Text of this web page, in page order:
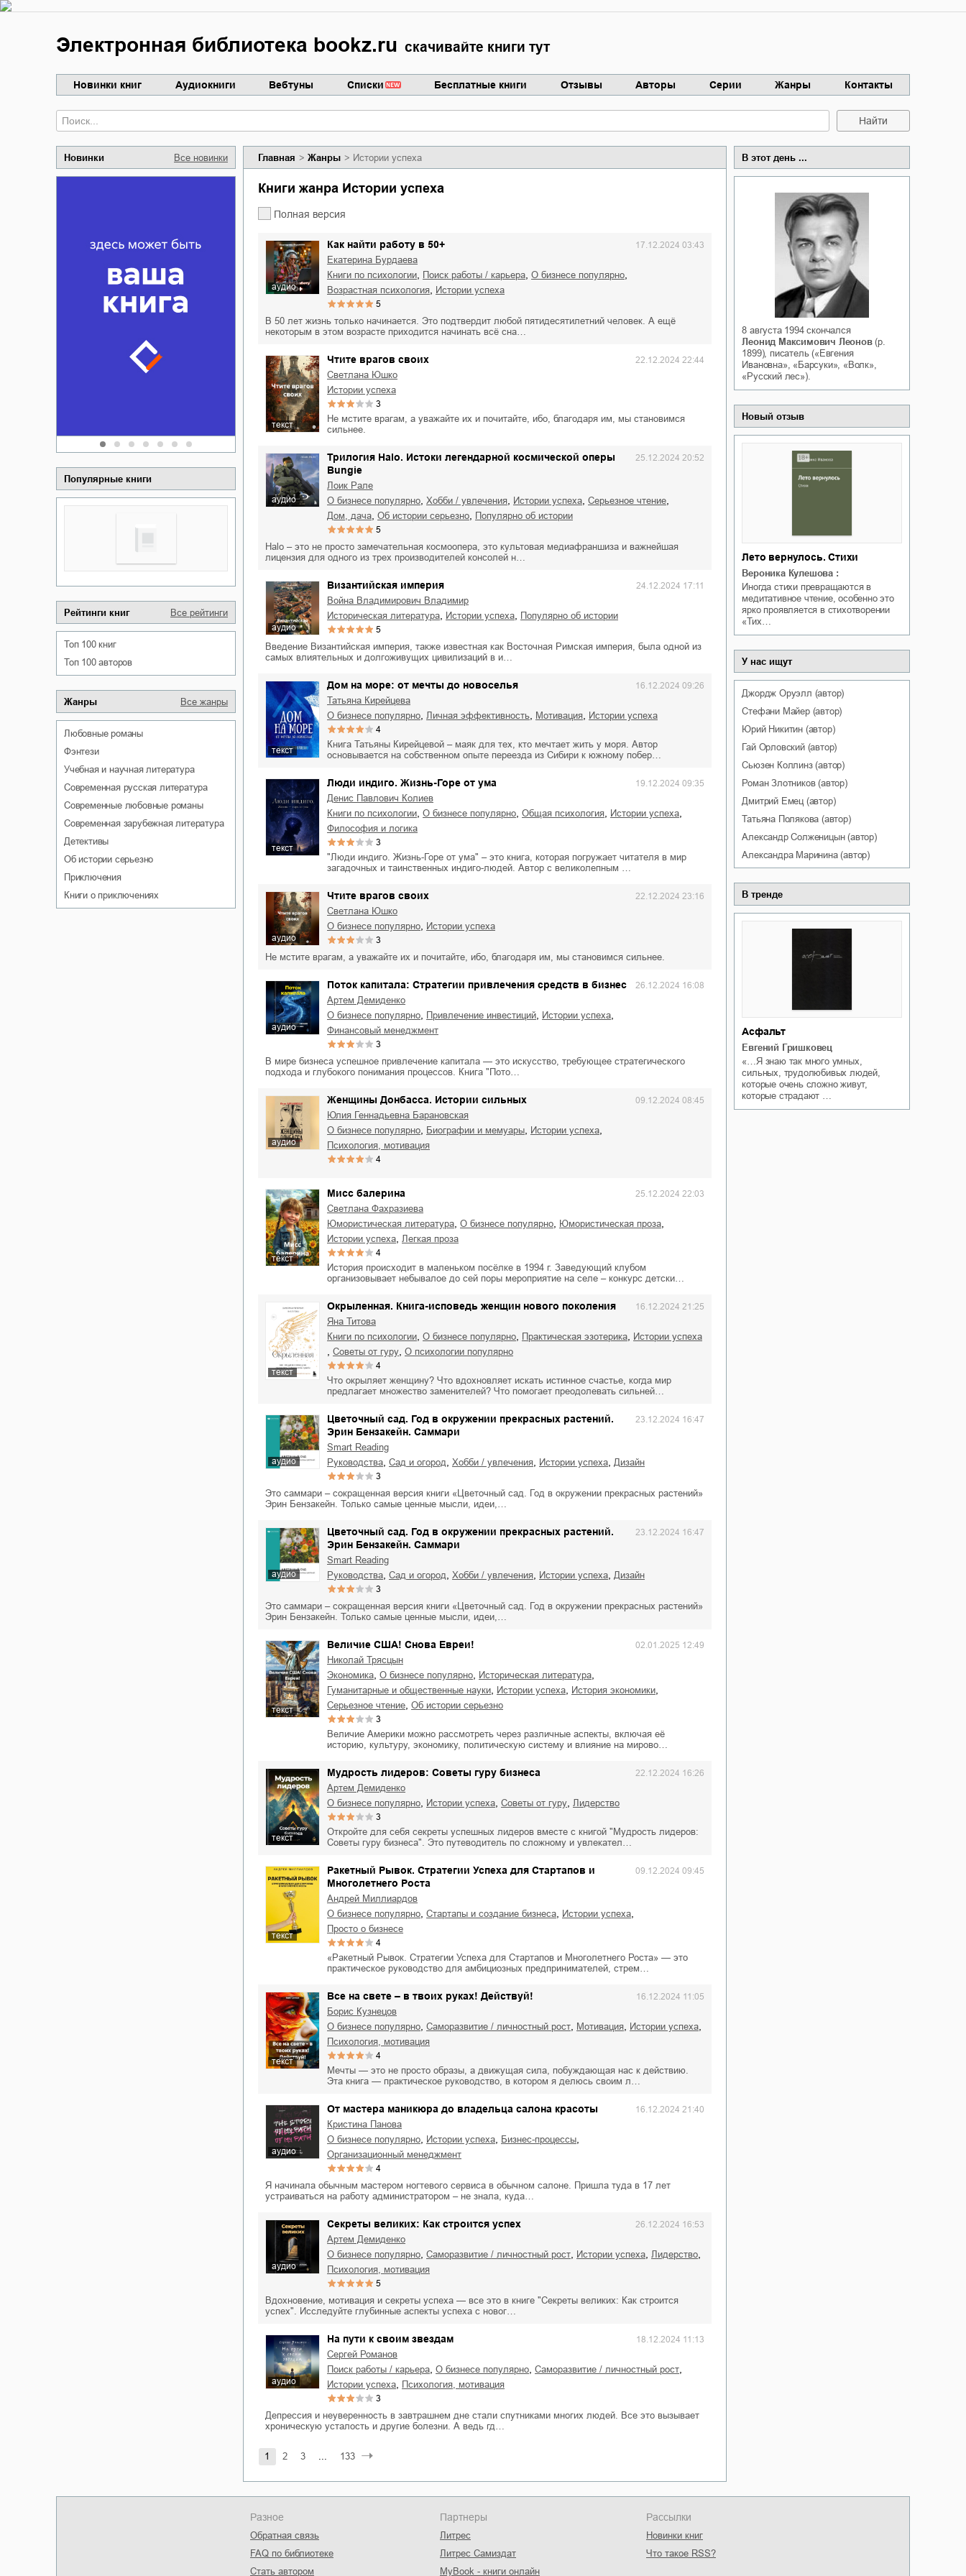
Электронная библиотека bookz.ru скачивайте книги тут
Новинки книг Аудиокниги Вебтуны Списки Бесплатные книги Отзывы Авторы Серии Жанры Контакты
Найти
Новинки Все новинки
Забытая земля Новоросии:
о судьбе Кировоградской
Сергей Николаевич Сидоренко
Забытая земля Новоросии:
Ольга Вечная
Белая ворона на факультете
Теней
Оксана Гринберга
Популярные книги
Рейтинги книг Все рейтинги
Топ 100 книг
Топ 100 авторов
Жанры Все жанры
любовные романы
фэнтези
учебная и научная литература
современная русская литература
современные любовные романы
современная зарубежная литература
детективы
об истории серьезно
приключения
книги о приключениях
Главная Жанры Истории успеха
Книги жанра Истории успеха
Полная версия
аудио
Как найти работу в 50+ 17.12.2024 03:43
Екатерина Бурдаева
книги по психологии
поиск работы / карьера о бизнесе популярно
возрастная психология истории успеха
5
В 50 лет жизнь только начинается. Это подтвердит любой пятидесятилетний человек. А ещё
некоторым в этом возрасте приходится начинать всё сна…
текст
Чтите врагов своих 22.12.2024 22:44
Светлана Юшко
истории успеха
3
Не мстите врагам, а уважайте их и почитайте, ибо, благодаря им, мы становимся
сильнее.
аудио
Трилогия Halo. Истоки легендарной космической оперы
Bungie
25.12.2024 20:52
Лоик Рале
о бизнесе популярно
хобби / увлечения истории успеха серьезное чтение
дом, дача об истории серьезно популярно об истории
5
Halo – это не просто замечательная космоопера, это культовая медиафраншиза и важнейшая
лицензия для одного из трех производителей консолей н…
аудио
Византийская империя 24.12.2024 17:11
Война Владимирович Владимир
историческая литература
истории успеха популярно об истории
5
Введение Византийская империя, также известная как Восточная Римская империя, была одной из
самых влиятельных и долгоживущих цивилизаций в и…
текст
Дом на море: от мечты до новоселья 16.12.2024 09:26
Татьяна Кирейцева
о бизнесе популярно
личная эффективность мотивация истории успеха
4
Книга Татьяны Кирейцевой – маяк для тех, кто мечтает жить у моря. Автор
основывается на собственном опыте переезда из Сибири к южному побер…
текст
Люди индиго. Жизнь-Горе от ума 19.12.2024 09:35
Денис Павлович Колиев
книги по психологии
о бизнесе популярно общая психология истории успеха
философия и логика
3
"Люди индиго. Жизнь-Горе от ума" – это книга, которая погружает читателя в мир
загадочных и таинственных индиго-людей. Автор с великолепным …
аудио
Чтите врагов своих 22.12.2024 23:16
Светлана Юшко
о бизнесе популярно
истории успеха
3
Не мстите врагам, а уважайте их и почитайте, ибо, благодаря им, мы становимся сильнее.
аудио
Поток капитала: Стратегии привлечения средств в бизнес 26.12.2024 16:08
Артем Демиденко
о бизнесе популярно
привлечение инвестиций истории успеха
финансовый менеджмент
3
В мире бизнеса успешное привлечение капитала — это искусство, требующее стратегического
подхода и глубокого понимания процессов. Книга "Пото…
аудио
Женщины Донбасса. Истории сильных 09.12.2024 08:45
Юлия Геннадьевна Барановская
о бизнесе популярно
биографии и мемуары истории успеха
психология, мотивация
4
текст
Мисс балерина 25.12.2024 22:03
Светлана Фахразиева
юмористическая литература
о бизнесе популярно юмористическая проза
истории успеха легкая проза
4
История происходит в маленьком посёлке в 1994 г. Заведующий клубом
организовывает небывалое до сей поры мероприятие на селе – конкурс детски…
текст
Окрыленная. Книга-исповедь женщин нового поколения 16.12.2024 21:25
Яна Титова
книги по психологии
о бизнесе популярно практическая эзотерика истории успеха
советы от гуру о психологии популярно
4
Что окрыляет женщину? Что вдохновляет искать истинное счастье, когда мир
предлагает множество заменителей? Что помогает преодолевать сильней…
аудио
Цветочный сад. Год в окружении прекрасных растений.
Эрин Бензакейн. Саммари
23.12.2024 16:47
Smart Reading
руководства
сад и огород хобби / увлечения истории успеха дизайн
3
Это саммари – сокращенная версия книги «Цветочный сад. Год в окружении прекрасных растений»
Эрин Бензакейн. Только самые ценные мысли, идеи,…
аудио
Цветочный сад. Год в окружении прекрасных растений.
Эрин Бензакейн. Саммари
23.12.2024 16:47
Smart Reading
руководства
сад и огород хобби / увлечения истории успеха дизайн
3
Это саммари – сокращенная версия книги «Цветочный сад. Год в окружении прекрасных растений»
Эрин Бензакейн. Только самые ценные мысли, идеи,…
текст
Величие США! Снова Евреи! 02.01.2025 12:49
Николай Трясцын
экономика
о бизнесе популярно историческая литература
гуманитарные и общественные науки истории успеха история экономики
серьезное чтение об истории серьезно
3
Величие Америки можно рассмотреть через различные аспекты, включая её
историю, культуру, экономику, политическую систему и влияние на мирово…
текст
Мудрость лидеров: Советы гуру бизнеса 22.12.2024 16:26
Артем Демиденко
о бизнесе популярно
истории успеха советы от гуру лидерство
3
Откройте для себя секреты успешных лидеров вместе с книгой "Мудрость лидеров:
Советы гуру бизнеса". Это путеводитель по сложному и увлекател…
текст
Ракетный Рывок. Стратегии Успеха для Стартапов и
Многолетнего Роста
09.12.2024 09:45
Андрей Миллиардов
о бизнесе популярно
стартапы и создание бизнеса истории успеха
просто о бизнесе
4
«Ракетный Рывок. Стратегии Успеха для Стартапов и Многолетнего Роста» — это
практическое руководство для амбициозных предпринимателей, стрем…
текст
Все на свете – в твоих руках! Действуй! 16.12.2024 11:05
Борис Кузнецов
о бизнесе популярно
саморазвитие / личностный рост мотивация истории успеха
психология, мотивация
4
Мечты — это не просто образы, а движущая сила, побуждающая нас к действию.
Эта книга — практическое руководство, в котором я делюсь своим л…
аудио
От мастера маникюра до владельца салона красоты 16.12.2024 21:40
Кристина Панова
о бизнесе популярно
истории успеха бизнес-процессы
организационный менеджмент
4
Я начинала обычным мастером ногтевого сервиса в обычном салоне. Пришла туда в 17 лет
устраиваться на работу администратором – не знала, куда…
аудио
Секреты великих: Как строится успех 26.12.2024 16:53
Артем Демиденко
о бизнесе популярно
саморазвитие / личностный рост истории успеха лидерство
психология, мотивация
5
Вдохновение, мотивация и секреты успеха — все это в книге "Секреты великих: Как строится
успех". Исследуйте глубинные аспекты успеха с новог…
аудио
На пути к своим звездам 18.12.2024 11:13
Сергей Романов
поиск работы / карьера
о бизнесе популярно саморазвитие / личностный рост
истории успеха психология, мотивация
3
Депрессия и неуверенность в завтрашнем дне стали спутниками многих людей. Все это вызывает
хроническую усталость и другие болезни. А ведь гд…
1 2 3 ... 133
В этот день ...
8 августа 1994 скончался
Леонид Максимович Леонов(р.
1899), писатель («Евгения
Ивановна», «Барсуки», «Волк»,
«Русский лес»).
Новый отзыв
Лето вернулось. Стихи
Вероника Кулешова :
Иногда стихи превращаются в
медитативное чтение, особенно это
ярко проявляется в стихотворении
«Тих…
У нас ищут
Джордж Оруэлл (автор)
Стефани Майер(автор)
Юрий Никитин(автор)
Гай Орловский(автор)
Сьюзен Коллинз(автор)
Роман Злотников(автор)
Дмитрий Емец(автор)
Татьяна Полякова (автор)
Александр Солженицын(автор)
Александра Маринина(автор)
В тренде
Асфальт
Евгений Гришковец
«…Я знаю так много умных,
сильных, трудолюбивых людей,
которые очень сложно живут,
которые страдают …
Разное
Обратная связь
FAQ по библиотеке
Стать автором
Партнеры
Литрес
Литрес Самиздат
MyBook - книги онлайн
Рассылки
Новинки книг
Что такое RSS?